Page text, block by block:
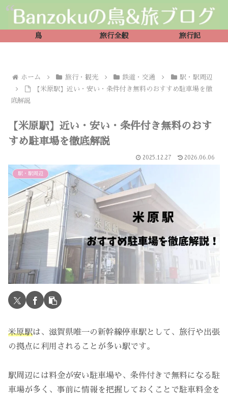
鳥 旅行全般 旅行記
ホーム 旅行・観光 鉄道・交通
駅・駅周辺
【米原駅】近い・安い・条件付き無料のおすすめ駐車場を徹
底解説
【米原駅】近い・安い・条件付き無料のおす
すめ駐車場を徹底解説
2025.12.27 2026.06.06
駅・駅周辺
米原駅は、滋賀県唯一の新幹線停車駅として、旅行や出張
の拠点に利用されることが多い駅です。
駅周辺には料金が安い駐車場や、条件付きで無料になる駐
車場が多く、事前に情報を把握しておくことで駐車料金を